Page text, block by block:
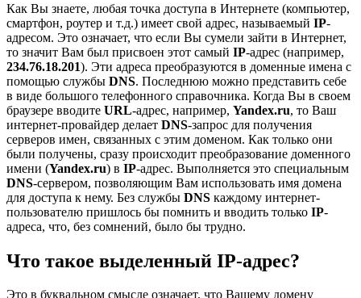
Как Вы знаете, любая точка доступа в Интернете (компьютер,
смартфон, роутер и т.д.) имеет свой адрес, называемый IP-
адресом. Это означает, что если Вы сумели зайти в Интернет,
то значит Вам был присвоен этот самый IP-адрес (например,
234.76.18.201). Эти адреса преобразуются в доменные имена с
помощью службы DNS. Последнюю можно представить себе
в виде большого телефонного справочника. Когда Вы в своем
браузере вводите URL-адрес, например, Yandex.ru, то Ваш
интернет-провайдер делает DNS-запрос для получения
серверов имен, связанных с этим доменом. Как только они
были получены, сразу происходит преобразование доменного
имени (Yandex.ru) в IP-адрес. Выполняется это специальным
DNS-сервером, позволяющим Вам использовать имя домена
для доступа к нему. Без службы DNS каждому интернет-
пользователю пришлось бы помнить и вводить только IP-
адреса, что, без сомнений, было бы трудно.
Что такое выделенный IP-адрес?
Это в буквальном смысле означает, что Вашему домену